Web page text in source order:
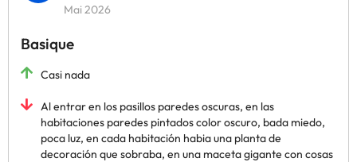
Mai 2026
Basique
Casi nada
Al entrar en los pasillos paredes oscuras, en las
habitaciones paredes pintados color oscuro, bada miedo,
poca luz, en cada habitación habia una planta de
decoración que sobraba, en una maceta gigante con cosas